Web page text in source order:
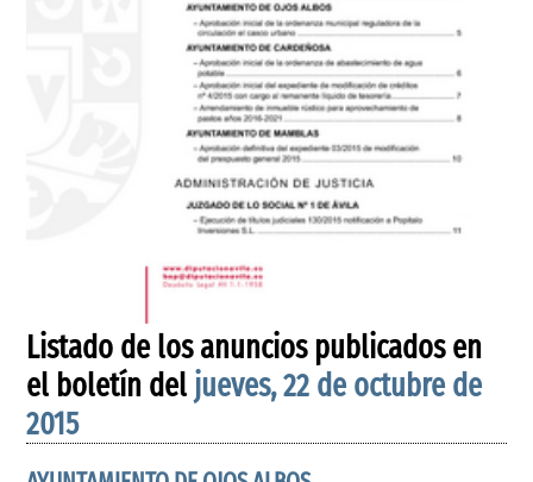
Listado de los anuncios publicados en
el boletín del jueves, 22 de octubre de
2015